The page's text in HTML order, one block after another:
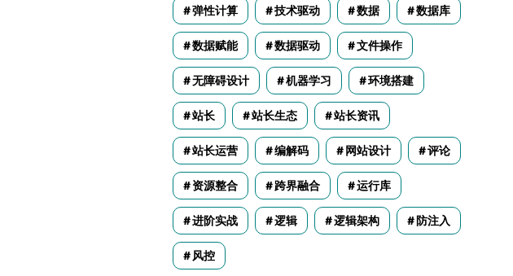
弹性计算 技术驱动 数据 数据库
数据赋能 数据驱动 文件操作
无障碍设计 机器学习 环境搭建
站长 站长生态 站长资讯
站长运营 编解码 网站设计 评论
资源整合 跨界融合 运行库
进阶实战 逻辑 逻辑架构 防注入
风控